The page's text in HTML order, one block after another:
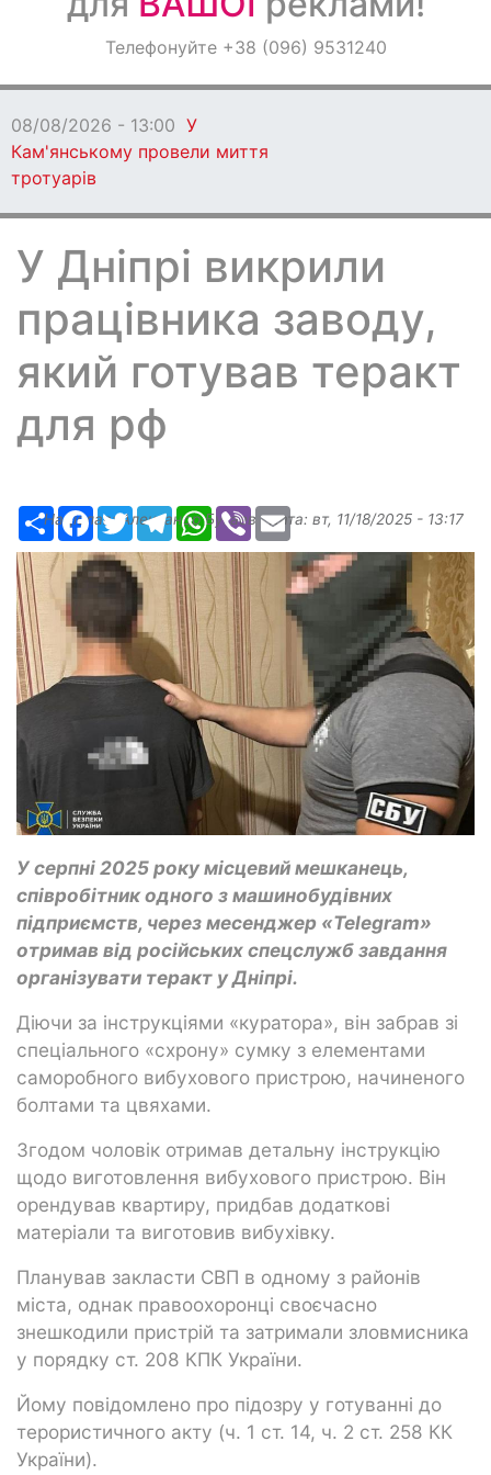
ОголошенняТелефонуйте +38 (096) 9531240
08/08/2026 - 13:00 У
Кам'янському провели миття
тротуарів
У Дніпрі викрили
працівника заводу,
який готував теракт
для рф
РесурсFacebook
TwitterTelegramWhatsApp
ViberEmail
Надіслав:Александр Бугаев , дата: вт, 11/18/2025 - 13:17
У серпні 2025 року місцевий мешканець,
співробітник одного з машинобудівних
підприємств, через месенджер «Telegram»
отримав від російських спецслужб завдання
організувати теракт у Дніпрі.
Діючи за інструкціями «куратора», він забрав зі
спеціального «схрону» сумку з елементами
саморобного вибухового пристрою, начиненого
болтами та цвяхами.
Згодом чоловік отримав детальну інструкцію
щодо виготовлення вибухового пристрою. Він
орендував квартиру, придбав додаткові
матеріали та виготовив вибухівку.
Планував закласти СВП в одному з районів
міста, однак правоохоронці своєчасно
знешкодили пристрій та затримали зловмисника
у порядку ст. 208 КПК України.
Йому повідомлено про підозру у готуванні до
терористичного акту (ч. 1 ст. 14, ч. 2 ст. 258 КК
України).